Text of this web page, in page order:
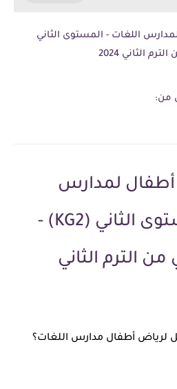
اللغات - المستوى الثاني
من:
لمدارس
اللغات - المستوى الثاني (KG2) -
من الترم الثاني
أطفال مدارس اللغات؟